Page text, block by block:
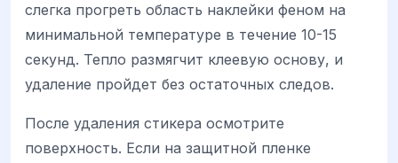
слегка прогреть область наклейки феном на
минимальной температуре в течение 10-15
секунд. Тепло размягчит клеевую основу, и
удаление пройдет без остаточных следов.
После удаления стикера осмотрите
поверхность. Если на защитной пленке